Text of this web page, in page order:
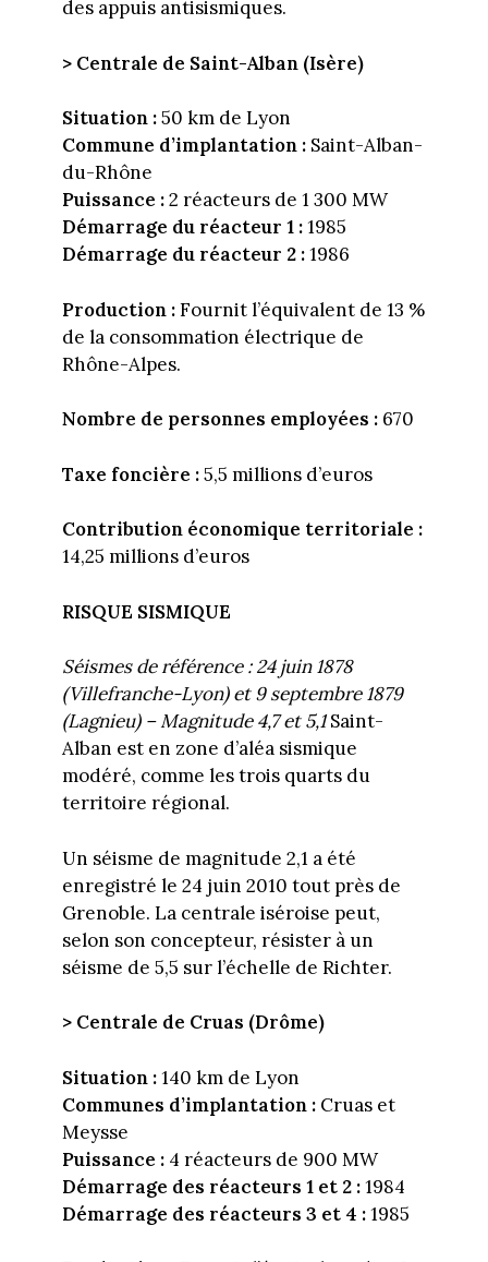
des appuis antisismiques.
> Centrale de Saint-Alban (Isère)
Situation :50 km de Lyon
Commune d’implantation : Saint-Alban-
du-Rhône
Puissance :2 réacteurs de 1 300 MW
Démarrage du réacteur 1 :1985
Démarrage du réacteur 2 :1986
Production :Fournit l’équivalent de 13 %
de la consommation électrique de
Rhône-Alpes.
Nombre de personnes employées : 670
Taxe foncière :5,5 millions d’euros
Contribution économique territoriale :
14,25 millions d’euros
RISQUE SISMIQUE
Séismes de référence : 24 juin 1878
(Villefranche-Lyon) et 9 septembre 1879
(Lagnieu) – Magnitude 4,7 et 5,1Saint-
Alban est en zone d’aléa sismique
modéré, comme les trois quarts du
territoire régional.
Un séisme de magnitude 2,1 a été
enregistré le 24 juin 2010 tout près de
Grenoble. La centrale iséroise peut,
selon son concepteur, résister à un
séisme de 5,5 sur l’échelle de Richter.
> Centrale de Cruas (Drôme)
Situation :140 km de Lyon
Communes d’implantation : Cruas et
Meysse
Puissance : 4 réacteurs de 900 MW
Démarrage des réacteurs 1 et 2 :1984
Démarrage des réacteurs 3 et 4 :1985